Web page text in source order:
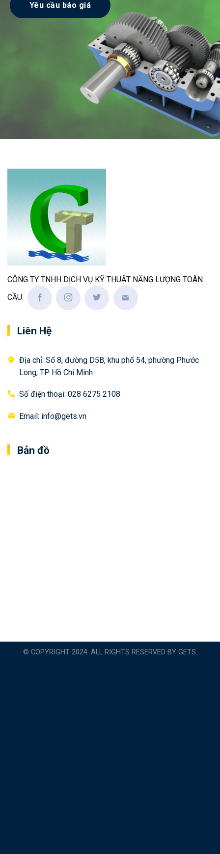
Yêu cầu báo giá
CÔNG TY TNHH DỊCH VỤ KỸ THUẬT NĂNG LƯỢNG TOÀN
CẦU.
Liên Hệ
Địa chỉ: Số 8, đường D5B, khu phố 54, phường Phước
Long, TP Hồ Chí Minh
Số điện thoại: 028 6275 2108
Email: info@gets.vn
Bản đồ
© COPYRIGHT 2024. ALL RIGHTS RESERVED BY GETS.